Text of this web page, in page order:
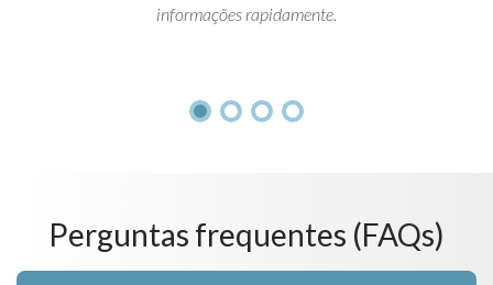
informações rapidamente.
Perguntas frequentes (FAQs)